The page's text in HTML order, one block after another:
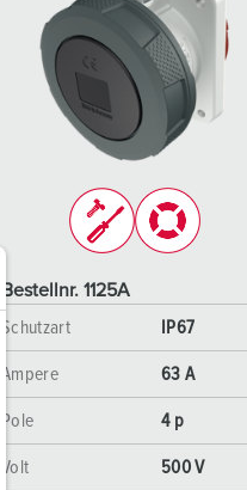
Bestellnr. 1125A
Schutzart
IP67
Ampere 63 A
Pole 4 p
Volt 500 V